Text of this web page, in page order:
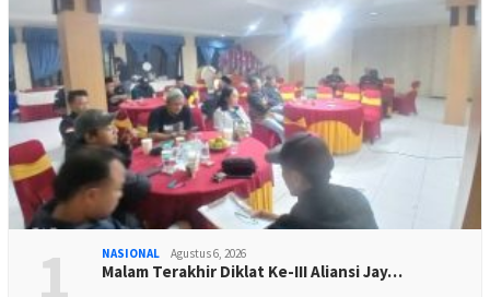
1 NASIONAL Agustus 6, 2026
Malam Terakhir Diklat Ke-III Aliansi Jay…